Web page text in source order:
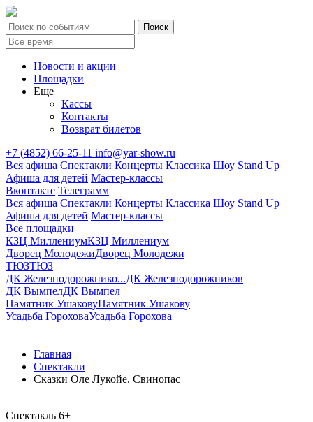
Новости и акции
Площадки
Еще
Кассы
Контакты
Возврат билетов
+7 (4852) 66-25-11 info@yar-show.ru
Вся афиша Спектакли Концерты Классика Шоу Stand Up
Афиша для детей Мастер-классы
Вконтакте Телеграмм
Вся афиша Спектакли Концерты Классика Шоу Stand Up
Афиша для детей Мастер-классы
Все площадки
КЗЦ МиллениумКЗЦ Миллениум
Дворец МолодежиДворец Молодежи
ТЮЗТЮЗ
ДК Железнодорожнико...ДК Железнодорожников
ДК ВымпелДК Вымпел
Памятник УшаковуПамятник Ушакову
Усадьба ГороховаУсадьба Горохова
Главная
Спектакли
Сказки Оле Лукойе. Свинопас
Спектакль 6+